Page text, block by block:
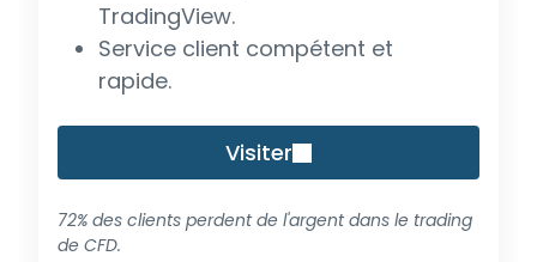
TradingView.
Service client compétent et
rapide.
Visiter
72% des clients perdent de l'argent dans le trading
de CFD.